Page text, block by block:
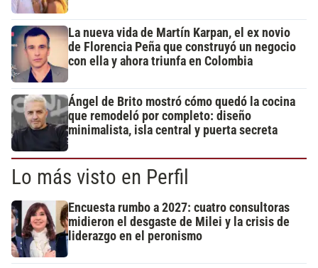
La nueva vida de Martín Karpan, el ex novio
de Florencia Peña que construyó un negocio
con ella y ahora triunfa en Colombia
Ángel de Brito mostró cómo quedó la cocina
que remodeló por completo: diseño
minimalista, isla central y puerta secreta
Lo más visto en Perfil
Encuesta rumbo a 2027: cuatro consultoras
midieron el desgaste de Milei y la crisis de
liderazgo en el peronismo